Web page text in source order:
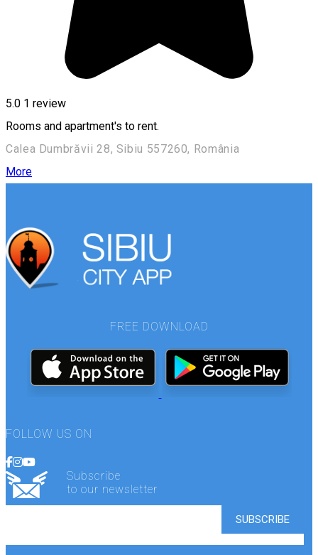
5.0 1 review
Rooms and apartment's to rent.
Calea Dumbrăvii 28, Sibiu 557260, România
More
FREE DOWNLOAD
FOLLOW US ON
Subscribe
to our newsletter